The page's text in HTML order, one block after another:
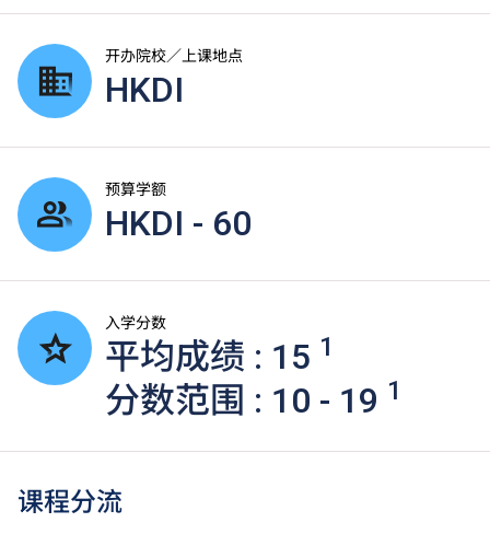
开办院校／上课地点
HKDI
预算学额
HKDI - 60
入学分数
平均成绩 : 15 1
分数范围 : 10 - 19 1
课程分流